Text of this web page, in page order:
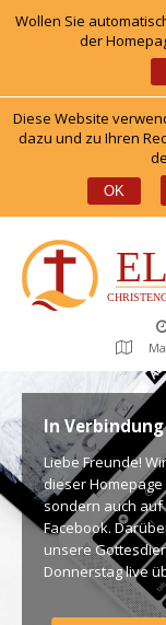
Wollen Sie
der
Diese Website
dazu und zu Ihren
OK
In
Liebe Freunde!
dieser
ondern auch auf
Facebook.
unsere
Donnerstag live
findet Ihr dazu
Segen! Live-